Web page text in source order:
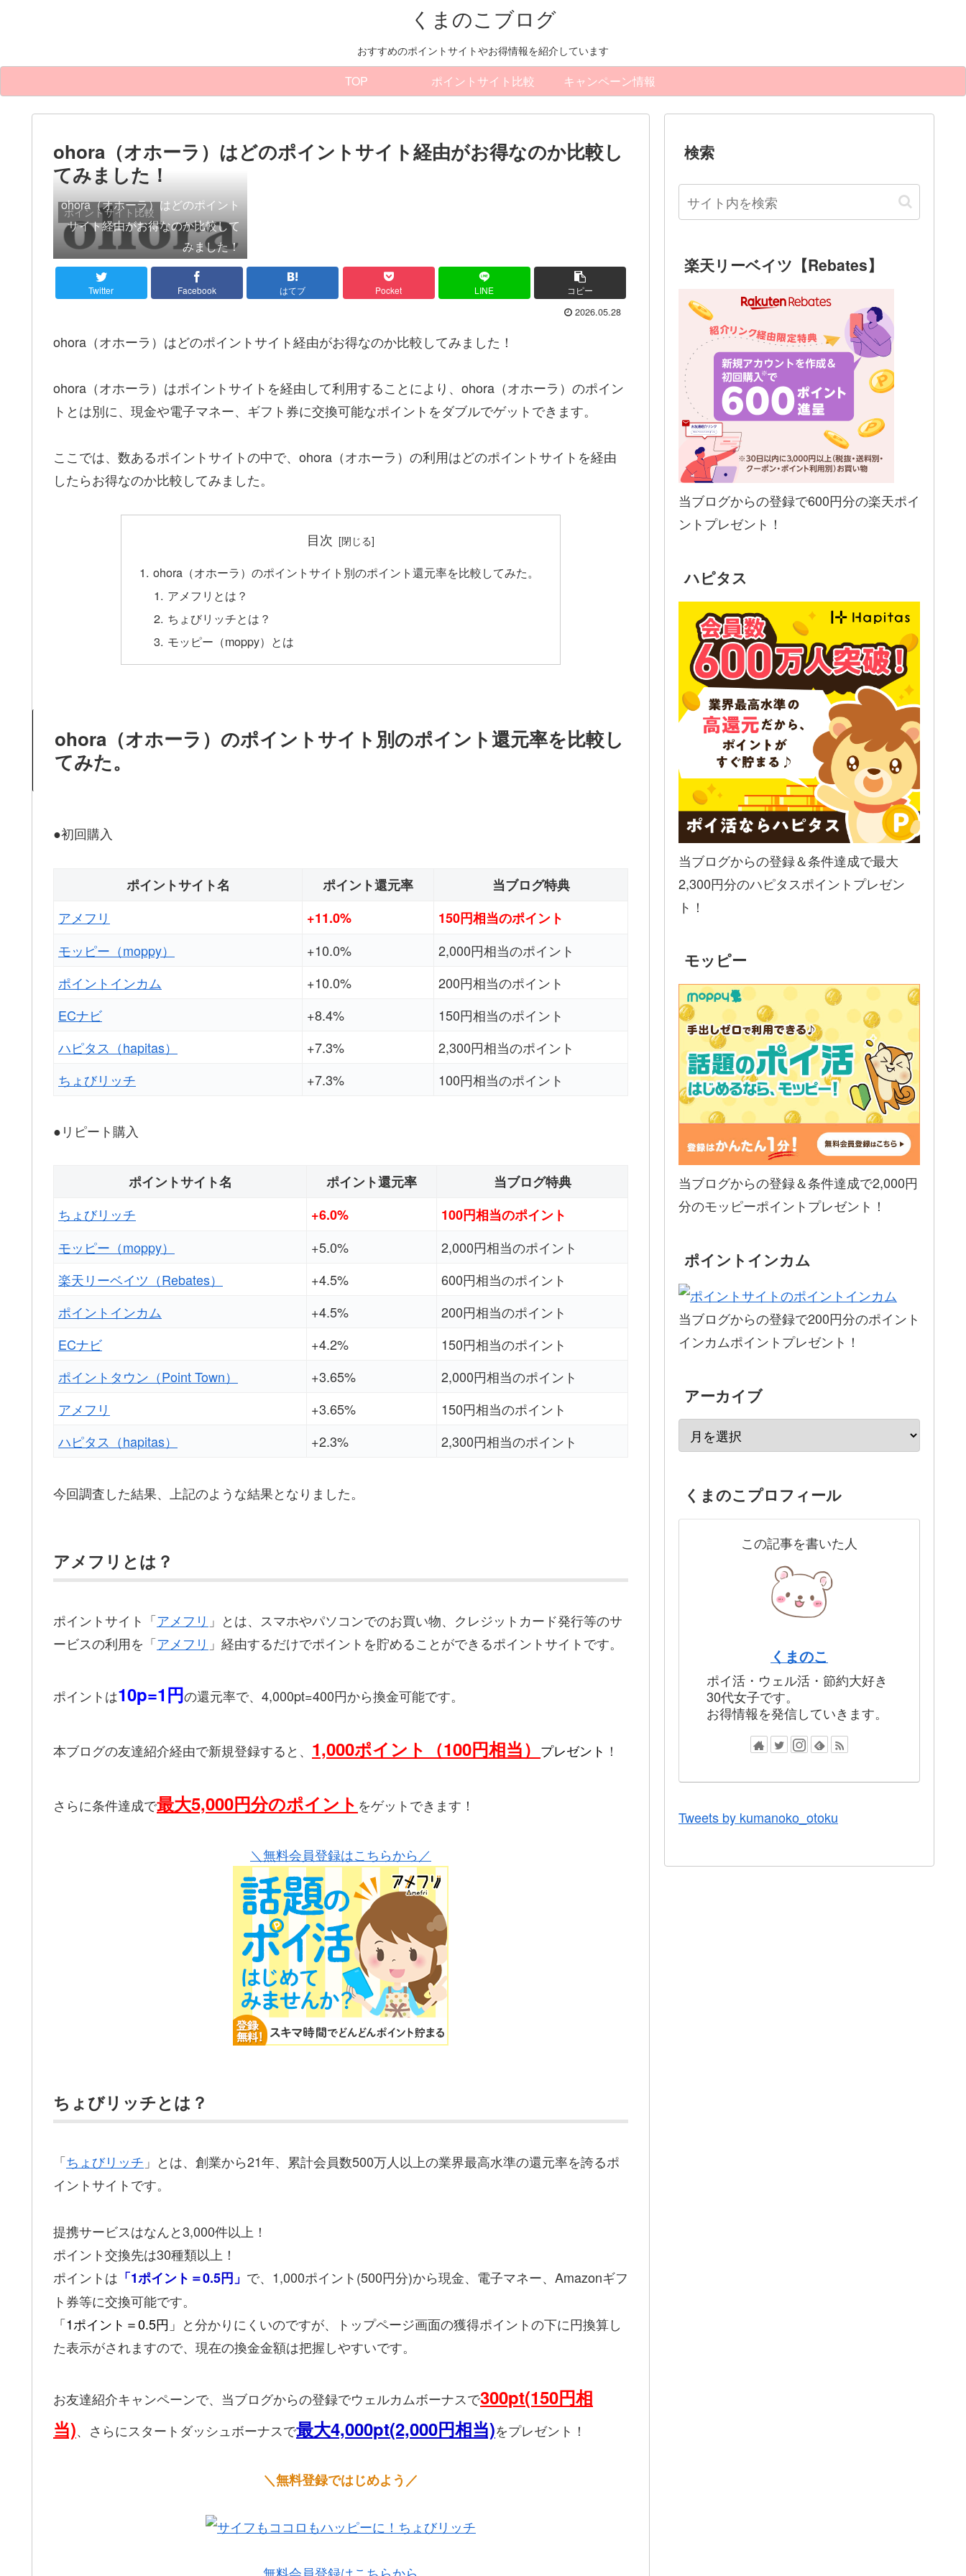
くまのこブログ
おすすめのポイントサイトやお得情報を紹介しています
TOP ポイントサイト比較 キャンペーン情報
ohora（オホーラ）はどのポイントサイト経由がお得なのか比較し
てみました！
ポイントサイト比較
ohora（オホーラ）はどのポイント
サイト経由がお得なのか比較して
みました！
Twitter Facebook はてブ Pocket LINE コピー
2026.05.28
ohora（オホーラ）はどのポイントサイト経由がお得なのか比較してみました！
ohora（オホーラ）はポイントサイトを経由して利用することにより、ohora（オホーラ）のポイン
トとは別に、現金や電子マネー、ギフト券に交換可能なポイントをダブルでゲットできます。
ここでは、数あるポイントサイトの中で、ohora（オホーラ）の利用はどのポイントサイトを経由
したらお得なのか比較してみました。
目次
ohora（オホーラ）のポイントサイト別のポイント還元率を比較してみた。
アメフリとは？
ちょびリッチとは？
モッピー（moppy）とは
ohora（オホーラ）のポイントサイト別のポイント還元率を比較し
てみた。
●初回購入
ポイントサイト名 ポイント還元率
当ブログ特典
アメフリ
+11.0%
150円相当のポイント
モッピー（moppy）
+10.0%
2,000円相当のポイント
ポイントインカム
+10.0%
200円相当のポイント
ECナビ
+8.4%
150円相当のポイント
ハピタス（hapitas）
+7.3%
2,300円相当のポイント
ちょびリッチ
+7.3% 100円相当のポイント
●リピート購入
ポイントサイト名 ポイント還元率
当ブログ特典
ちょびリッチ
+6.0%
100円相当のポイント
モッピー（moppy）
+5.0%
2,000円相当のポイント
楽天リーベイツ（Rebates）
+4.5%
600円相当のポイント
ポイントインカム
+4.5%
200円相当のポイント
ECナビ
+4.2%
150円相当のポイント
ポイントタウン（Point Town）
+3.65%
2,000円相当のポイント
アメフリ
+3.65%
150円相当のポイント
ハピタス（hapitas）
+2.3% 2,300円相当のポイント
今回調査した結果、上記のような結果となりました。
アメフリとは？
ポイントサイト「アメフリ 」とは、スマホやパソコンでのお買い物、クレジットカード発行等のサ
ービスの利用を「アメフリ 」経由するだけでポイントを貯めることができるポイントサイトです。
ポイントは10p=1円の還元率で、4,000pt=400円から換金可能です。
本ブログの友達紹介経由で新規登録すると、 1,000ポイント（100円相当） プレゼント ！
さらに条件達成で最大5,000円分のポイント をゲットできます！
＼無料会員登録はこちらから／
ちょびリッチとは？
「ちょびリッチ 」とは、創業から21年、累計会員数500万人以上の業界最高水準の還元率を誇るポ
イントサイトです。
提携サービスはなんと3,000件以上！
ポイント交換先は30種類以上！
ポイントは 「1ポイント＝0.5円」 で、1,000ポイント(500円分)から現金、電子マネー、Amazonギフ
ト券等に交換可能です。
「1ポイント＝0.5円」 と分かりにくいのですが、トップページ画面の獲得ポイントの下に円換算し
た表示がされますので、現在の換金金額は把握しやすいです。
お友達紹介キャンペーンで、当ブログからの登録でウェルカムボーナスで300pt(150円相
当)、さらにスタートダッシュボーナスで最大4,000pt(2,000円相当)をプレゼント！
＼無料登録ではじめよう／
検索
楽天リーベイツ【Rebates】
当ブログからの登録で600円分の楽天ポイ
ントプレゼント！
ハピタス
当ブログからの登録＆条件達成で最大
2,300円分のハピタスポイントプレゼン
ト！
モッピー
当ブログからの登録＆条件達成で2,000円
分のモッピーポイントプレゼント！
ポイントインカム
当ブログからの登録で200円分のポイント
インカムポイントプレゼント！
アーカイブ
くまのこプロフィール
この記事を書いた人
くまのこ
ポイ活・ウェル活・節約大好き
30代女子です。
お得情報を発信していきます。
Tweets by kumanoko_otoku